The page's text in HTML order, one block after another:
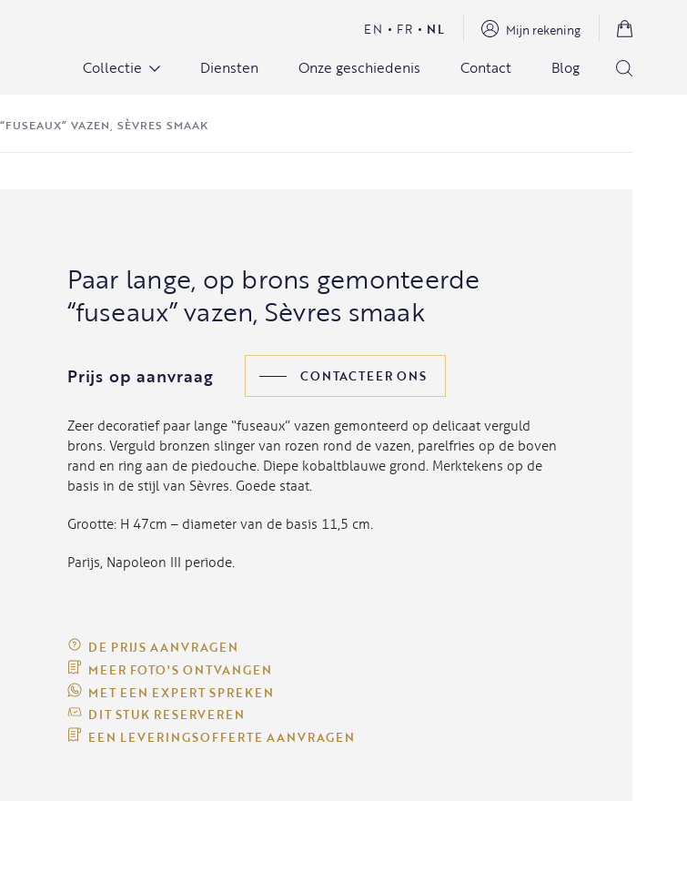
EN FR NL Mijn rekening
Collectie Diensten Onze geschiedenis Contact Blog
VAZEN, SÈVRES SMAAK
Paar lange, op brons gemonteerde
“fuseaux” vazen, Sèvres smaak
Prijs op aanvraag CONTACTEER ONS
Zeer decoratief paar lange “fuseaux” vazen gemonteerd op delicaat verguld
brons. Verguld bronzen slinger van rozen rond de vazen, parelfries op de boven
rand en ring aan de piedouche. Diepe kobaltblauwe grond. Merktekens op de
basis in de stijl van Sèvres. Goede staat.
Grootte: H 47cm – diameter van de basis 11,5 cm.
Parijs, Napoleon III periode.
DE PRIJS AANVRAGEN
MEER FOTO'S ONTVANGEN
MET EEN EXPERT SPREKEN
DIT STUK RESERVEREN
EEN LEVERINGSOFFERTE AANVRAGEN